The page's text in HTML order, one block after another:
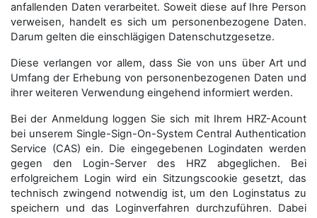
anfallenden Daten verarbeitet. Soweit diese auf Ihre Person
verweisen, handelt es sich um personenbezogene Daten.
Darum gelten die einschlägigen Datenschutzgesetze.
Diese verlangen vor allem, dass Sie von uns über Art und
Umfang der Erhebung von personenbezogenen Daten und
ihrer weiteren Verwendung eingehend informiert werden.
Bei der Anmeldung loggen Sie sich mit Ihrem HRZ-Acount
bei unserem Single-Sign-On-System Central Authentication
Service (CAS) ein. Die eingegebenen Logindaten werden
gegen den Login-Server des HRZ abgeglichen. Bei
erfolgreichem Login wird ein Sitzungscookie gesetzt, das
technisch zwingend notwendig ist, um den Loginstatus zu
speichern und das Loginverfahren durchzuführen. Dabei